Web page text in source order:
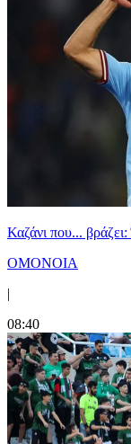
Καζάνι που...
ΟΜΟΝΟΙΑ
|
08:40